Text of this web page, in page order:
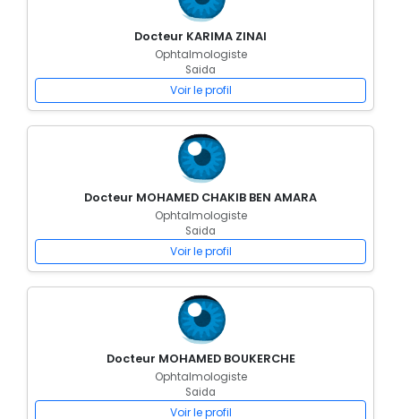
Docteur KARIMA ZINAI
Ophtalmologiste
Saida
Voir le profil
Docteur MOHAMED CHAKIB BEN AMARA
Ophtalmologiste
Saida
Voir le profil
Docteur MOHAMED BOUKERCHE
Ophtalmologiste
Saida
Voir le profil